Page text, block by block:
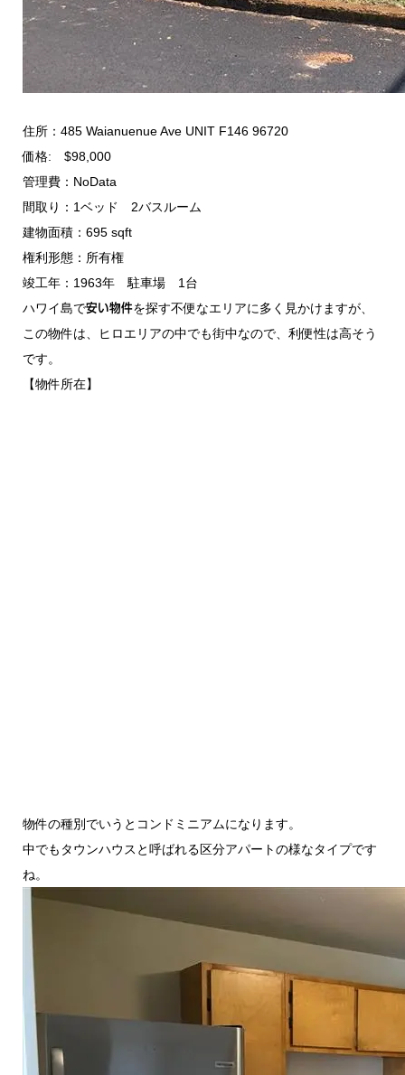
住所：485 Waianuenue Ave UNIT F146 96720
価格: $98,000
管理費：NoData
間取り：1ベッド 2バスルーム
建物面積：695 sqft
権利形態：所有権
竣工年：1963年 駐車場 1台
ハワイ島で安い物件を探す不便なエリアに多く見かけますが、
この物件は、ヒロエリアの中でも街中なので、利便性は高そう
です。
【物件所在】
物件の種別でいうとコンドミニアムになります。
中でもタウンハウスと呼ばれる区分アパートの様なタイプです
ね。